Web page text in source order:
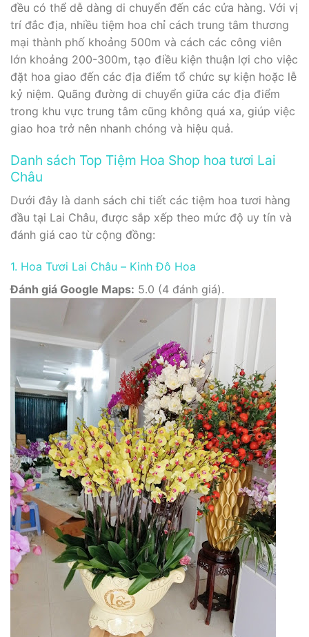
đều có thể dễ dàng di chuyển đến các cửa hàng. Với vị
trí đắc địa, nhiều tiệm hoa chỉ cách trung tâm thương
mại thành phố khoảng 500m và cách các công viên
lớn khoảng 200-300m, tạo điều kiện thuận lợi cho việc
đặt hoa giao đến các địa điểm tổ chức sự kiện hoặc lễ
kỷ niệm. Quãng đường di chuyển giữa các địa điểm
trong khu vực trung tâm cũng không quá xa, giúp việc
giao hoa trở nên nhanh chóng và hiệu quả.
Danh sách Top Tiệm Hoa Shop hoa tươi Lai
Châu
Dưới đây là danh sách chi tiết các tiệm hoa tươi hàng
đầu tại Lai Châu, được sắp xếp theo mức độ uy tín và
đánh giá cao từ cộng đồng:
1. Hoa Tươi Lai Châu – Kinh Đô Hoa
Đánh giá Google Maps: 5.0 (4 đánh giá).